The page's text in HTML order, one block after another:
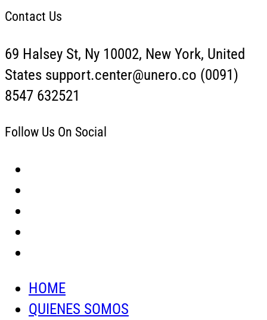
Contact Us
69 Halsey St, Ny 10002, New York, United
States support.center@unero.co (0091)
8547 632521
Follow Us On Social
HOME
QUIENES SOMOS